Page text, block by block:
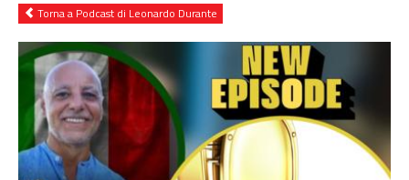
Torna a Podcast di Leonardo Durante